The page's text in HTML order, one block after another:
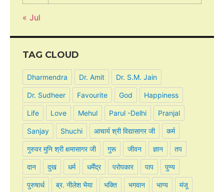
« Jul
TAG CLOUD
Dharmendra Dr. Amit Dr. S.M. Jain
Dr. Sudheer Favourite God Happiness
Life Love Mehul Parul -Delhi Pranjal
Sanjay Shuchi आचार्य श्री विद्यासागर जी कर्म
गुरुवर मुनि श्री क्षमासागर जी गुरू जीवन ज्ञान तप
दान दुख धर्म धर्मेंद्र परोपकार पाप पुण्य
पुरुषार्थ ब्र. नीलेश भैया भक्ति भगवान भाग्य मंजू